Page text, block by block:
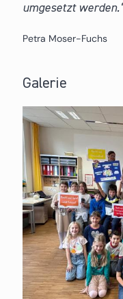
umgesetzt werden.
Petra Moser-Fuchs
Galerie